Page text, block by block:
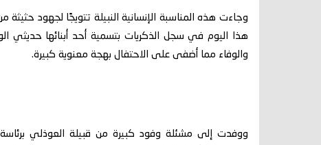
وجاءت هذه المناسبة الإنسانية النبيلة تتويجًا لجهود
هذا اليوم في سجل الذكريات بتسمية أحد أبنائها حديثي
والوفاء مما أضفى على الاحتفال بهجة معنوية كبيرة.
ووفدت إلى مشئلة وفود كبيرة من قبيلة العوذلي برئاسة